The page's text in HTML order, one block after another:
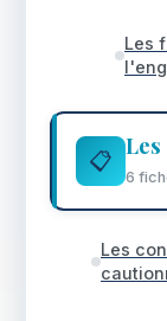
Les
📋
6
Les